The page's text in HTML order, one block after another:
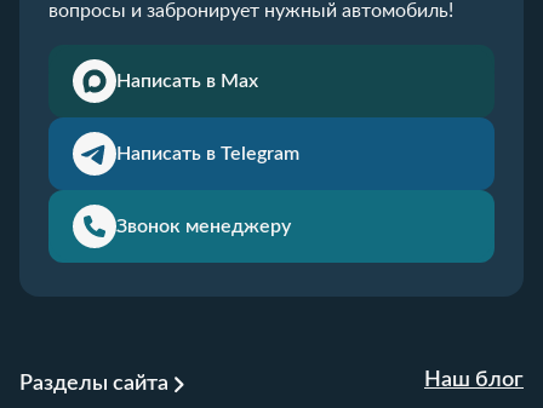
вопросы и забронирует нужный автомобиль!
Написать в Max
Написать в Telegram
Звонок менеджеру
Разделы сайта Наш блог